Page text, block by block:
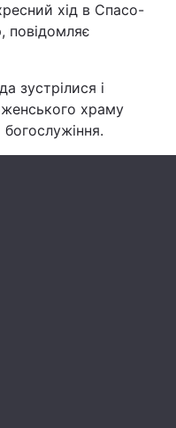
хід в Спасо-
повідомляє
зустрілися і
храму